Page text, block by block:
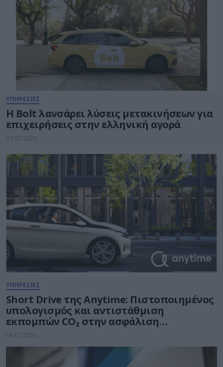
ΥΠΗΡΕΣΙΕΣ
Η Bolt λανσάρει λύσεις μετακινήσεων για
επιχειρήσεις στην ελληνική αγορά
15.07.2026
ΥΠΗΡΕΣΙΕΣ
Short Drive της Anytime: Πιστοποιημένος
υπολογισμός και αντιστάθμιση
εκπομπών CO₂ στην ασφάλιση
αυτοκινήτου
06.07.2026